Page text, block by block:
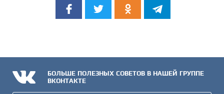
БОЛЬШЕ ПОЛЕЗНЫХ СОВЕТОВ В НАШЕЙ ГРУППЕ
ВКОНТАКТЕ